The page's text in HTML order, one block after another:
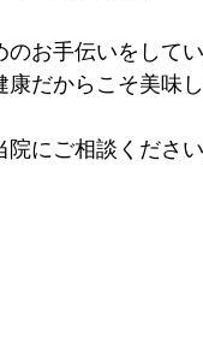
お手伝いをしてい
だからこそ美味
にご相談ください